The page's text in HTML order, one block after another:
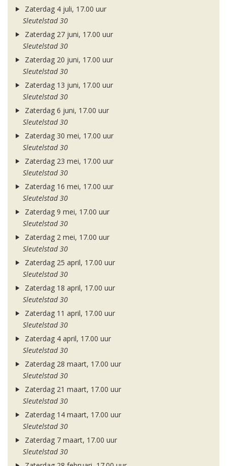
Zaterdag 4 juli, 17.00 uur
Sleutelstad 30
Zaterdag 27 juni, 17.00 uur
Sleutelstad 30
Zaterdag 20 juni, 17.00 uur
Sleutelstad 30
Zaterdag 13 juni, 17.00 uur
Sleutelstad 30
Zaterdag 6 juni, 17.00 uur
Sleutelstad 30
Zaterdag 30 mei, 17.00 uur
Sleutelstad 30
Zaterdag 23 mei, 17.00 uur
Sleutelstad 30
Zaterdag 16 mei, 17.00 uur
Sleutelstad 30
Zaterdag 9 mei, 17.00 uur
Sleutelstad 30
Zaterdag 2 mei, 17.00 uur
Sleutelstad 30
Zaterdag 25 april, 17.00 uur
Sleutelstad 30
Zaterdag 18 april, 17.00 uur
Sleutelstad 30
Zaterdag 11 april, 17.00 uur
Sleutelstad 30
Zaterdag 4 april, 17.00 uur
Sleutelstad 30
Zaterdag 28 maart, 17.00 uur
Sleutelstad 30
Zaterdag 21 maart, 17.00 uur
Sleutelstad 30
Zaterdag 14 maart, 17.00 uur
Sleutelstad 30
Zaterdag 7 maart, 17.00 uur
Sleutelstad 30